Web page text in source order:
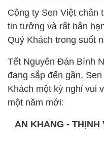
Công ty Sen Việt chân
tin tưởng và rất hân
Quý Khách trong suốt
Tết Nguyên Đán Bính
đang sắp đến gần,
Khách một kỳ nghỉ vui
một năm mới:
AN KHANG -